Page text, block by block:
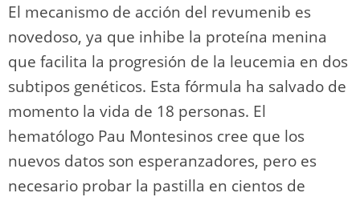
El mecanismo de acción del revumenib es
novedoso, ya que inhibe la proteína menina
que facilita la progresión de la leucemia en dos
subtipos genéticos. Esta fórmula ha salvado de
momento la vida de 18 personas. El
hematólogo Pau Montesinos cree que los
nuevos datos son esperanzadores, pero es
necesario probar la pastilla en cientos de